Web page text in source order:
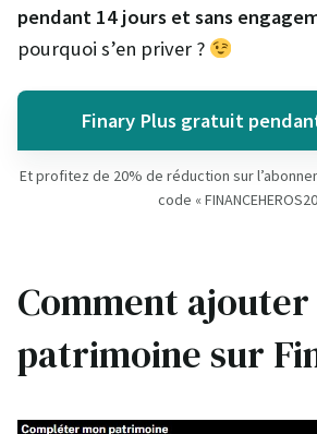
pendant 14 jours et sans
pourquoi s’en priver ?
Finary Plus gratuit
Et profitez de 20% de réduction sur
code «
Comment ajouter
patrimoine sur